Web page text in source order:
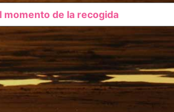
momento de la recogida